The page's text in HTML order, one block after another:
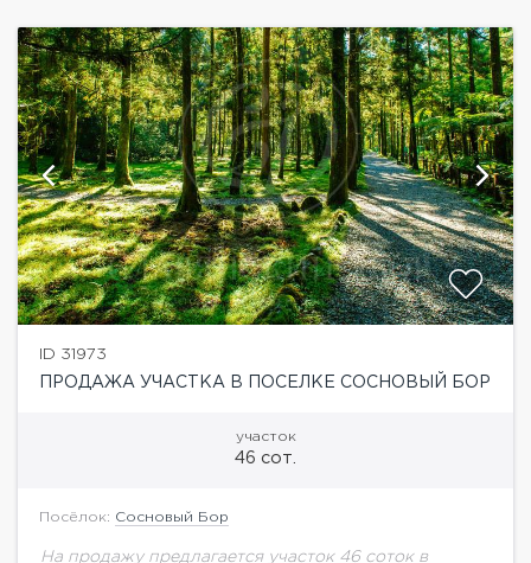
ID 31973
ПРОДАЖА УЧАСТКА В ПОСЕЛКЕ СОСНОВЫЙ БОР
участок
46 сот.
Посёлок: Сосновый Бор
На продажу предлагается участок 46 соток в